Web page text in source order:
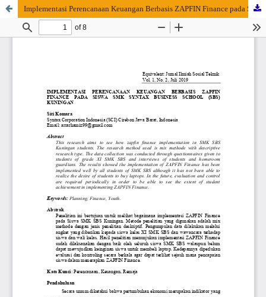
Implementasi Perencanaan Keuangan Berbasis ZAPFIN Finance pada Siswa SMK Syntax Business School (SBS) Kuningan